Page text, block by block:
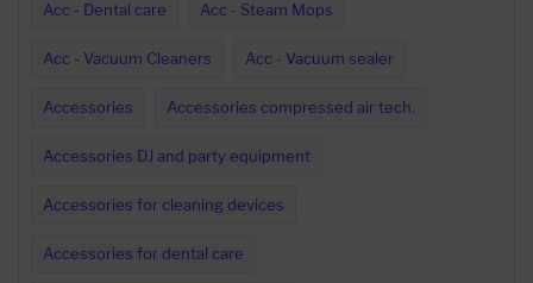
Acc - Dental care Acc - Steam Mops
Acc - Vacuum Cleaners Acc - Vacuum sealer
Accessories Accessories compressed air tech.
Accessories DJ and party equipment
Accessories for cleaning devices
Accessories for dental care